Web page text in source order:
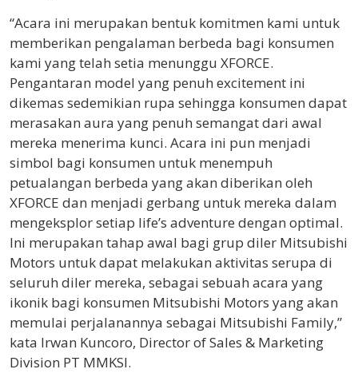
“Acara ini merupakan bentuk komitmen kami untuk
memberikan pengalaman berbeda bagi konsumen
kami yang telah setia menunggu XFORCE.
Pengantaran model yang penuh excitement ini
dikemas sedemikian rupa sehingga konsumen dapat
merasakan aura yang penuh semangat dari awal
mereka menerima kunci. Acara ini pun menjadi
simbol bagi konsumen untuk menempuh
petualangan berbeda yang akan diberikan oleh
XFORCE dan menjadi gerbang untuk mereka dalam
mengeksplor setiap life’s adventure dengan optimal.
Ini merupakan tahap awal bagi grup diler Mitsubishi
Motors untuk dapat melakukan aktivitas serupa di
seluruh diler mereka, sebagai sebuah acara yang
ikonik bagi konsumen Mitsubishi Motors yang akan
memulai perjalanannya sebagai Mitsubishi Family,”
kata Irwan Kuncoro, Director of Sales & Marketing
Division PT MMKSI.